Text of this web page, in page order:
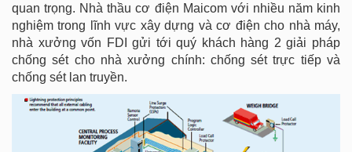
quan trọng. Nhà thầu cơ điện Maicom với nhiều năm kinh
nghiệm trong lĩnh vực xây dựng và cơ điện cho nhà máy,
nhà xưởng vốn FDI gửi tới quý khách hàng 2 giải pháp
chống sét cho nhà xưởng chính: chống sét trực tiếp và
chống sét lan truyền.